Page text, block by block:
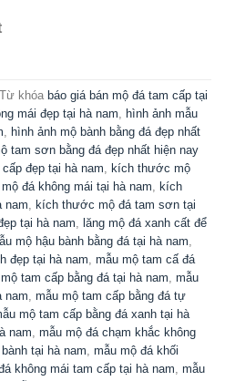
Từ khóa báo giá bán mộ đá tam cấp tại
mái đẹp tại hà nam
hình ảnh mẫu
hình ảnh mộ bành bằng đá đẹp nhất
tam sơn bằng đá đẹp nhất hiện nay
đẹp tại hà nam
kích thước mộ
đá không mái tại hà nam
kích
nam
kích thước mộ đá tam sơn tại
tại hà nam
lăng mộ đá xanh cất để
mộ hậu bành bằng đá tại hà nam
đẹp tại hà nam mẫu mộ tam cấ đá
tam cấp bằng đá tại hà nam mẫu
nam mẫu mộ tam cấp bằng đá tự
mộ tam cấp bằng đá xanh tại hà
nam mẫu mộ đá chạm khắc không
tại hà nam mẫu mộ đá khối
không mái tam cấp tại hà nam mẫu